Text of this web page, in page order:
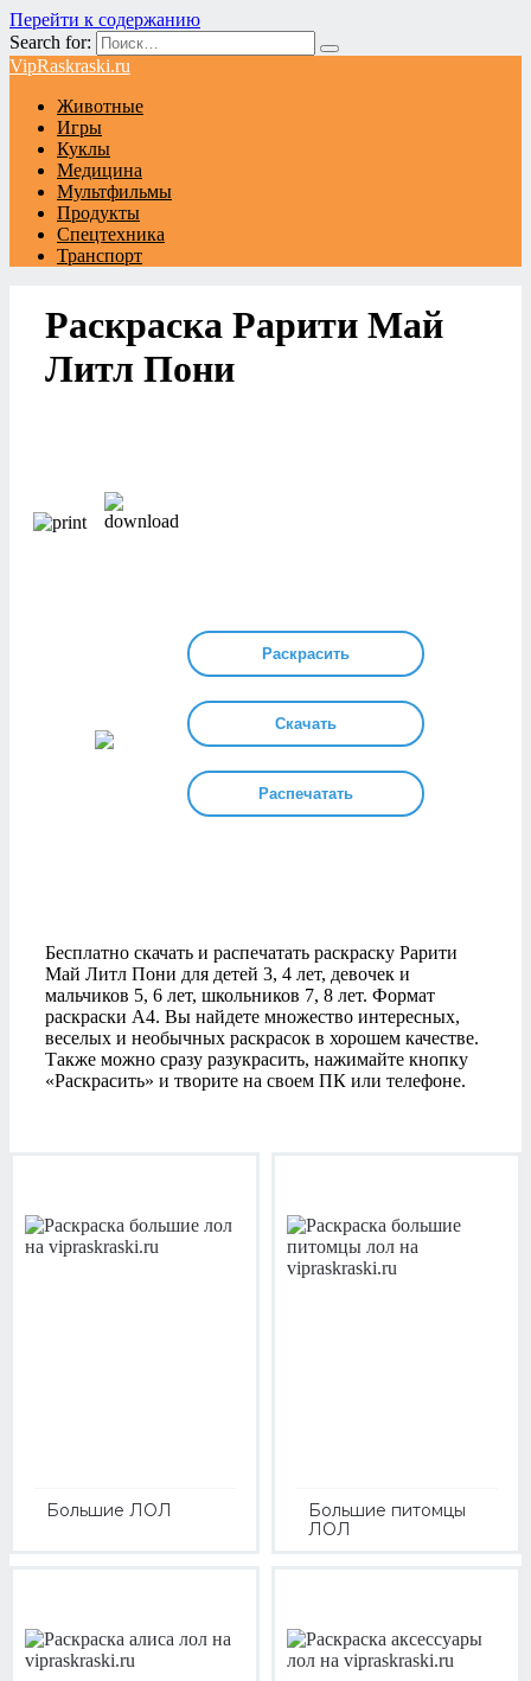
Перейти к содержанию
Search for:
VipRaskraski.ru
Животные
Игры
Куклы
Медицина
Мультфильмы
Продукты
Спецтехника
Транспорт
Раскраска Рарити Май
Литл Пони
Раскрасить
Скачать
Распечатать
Бесплатно скачать и распечатать раскраску Рарити
Май Литл Пони для детей 3, 4 лет, девочек и
мальчиков 5, 6 лет, школьников 7, 8 лет. Формат
раскраски А4. Вы найдете множество интересных,
веселых и необычных раскрасок в хорошем качестве.
Также можно сразу разукрасить, нажимайте кнопку
«Раскрасить» и творите на своем ПК или телефоне.
Большие ЛОЛ
Большие питомцы
ЛОЛ